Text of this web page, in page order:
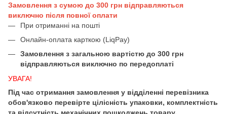
Замовлення з сумою до 300 грн відправляються
виключно після повної оплати
При отриманні на пошті
Онлайн-оплата карткою (LiqPay)
Замовлення з загальною вартістю до 300 грн
відправляються виключно по передоплаті
УВАГА!
Під час отримання замовлення у відділенні перевізника
обов'язково перевірте цілісність упаковки, комплектність
та відсутність механічних пошкоджень товару.